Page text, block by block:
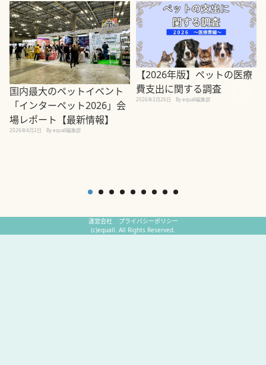
国内最大のペットイベント
「インターペット2026」会
場レポート【最新情報】
2026年4月2日 By equall編集部
【2026年版】ペットの医療
費支出に関する調査
2026年3月26日 By equall編集部
運営会社
プライバシーポリシー
(c)equall. All Rights Reserved.